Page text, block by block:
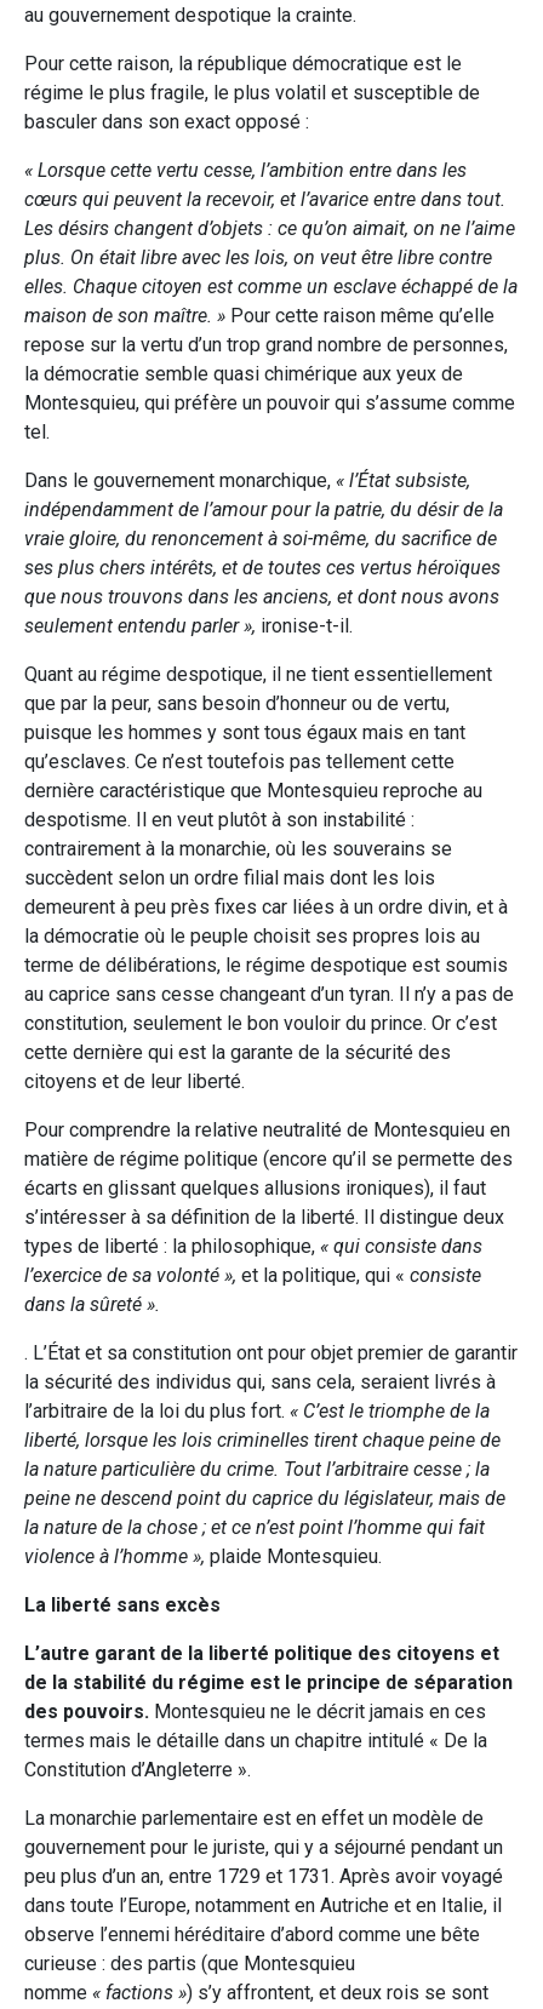
au gouvernement despotique la crainte.
Pour cette raison, la république démocratique est le
régime le plus fragile, le plus volatil et susceptible de
basculer dans son exact opposé :
« Lorsque cette vertu cesse, l’ambition entre dans les
cœurs qui peuvent la recevoir, et l’avarice entre dans tout.
Les désirs changent d’objets : ce qu’on aimait, on ne l’aime
plus. On était libre avec les lois, on veut être libre contre
elles. Chaque citoyen est comme un esclave échappé de la
maison de son maître. » Pour cette raison même qu’elle
repose sur la vertu d’un trop grand nombre de personnes,
la démocratie semble quasi chimérique aux yeux de
Montesquieu, qui préfère un pouvoir qui s’assume comme
tel.
Dans le gouvernement monarchique, « l’État subsiste,
indépendamment de l’amour pour la patrie, du désir de la
vraie gloire, du renoncement à soi-même, du sacrifice de
ses plus chers intérêts, et de toutes ces vertus héroïques
que nous trouvons dans les anciens, et dont nous avons
seulement entendu parler », ironise-t-il.
Quant au régime despotique, il ne tient essentiellement
que par la peur, sans besoin d’honneur ou de vertu,
puisque les hommes y sont tous égaux mais en tant
qu’esclaves. Ce n’est toutefois pas tellement cette
dernière caractéristique que Montesquieu reproche au
despotisme. Il en veut plutôt à son instabilité :
contrairement à la monarchie, où les souverains se
succèdent selon un ordre filial mais dont les lois
demeurent à peu près fixes car liées à un ordre divin, et à
la démocratie où le peuple choisit ses propres lois au
terme de délibérations, le régime despotique est soumis
au caprice sans cesse changeant d’un tyran. Il n’y a pas de
constitution, seulement le bon vouloir du prince. Or c’est
cette dernière qui est la garante de la sécurité des
citoyens et de leur liberté.
Pour comprendre la relative neutralité de Montesquieu en
matière de régime politique (encore qu’il se permette des
écarts en glissant quelques allusions ironiques), il faut
s’intéresser à sa définition de la liberté. Il distingue deux
types de liberté : la philosophique, « qui consiste dans
l’exercice de sa volonté », et la politique, qui « consiste
dans la sûreté ».
. L’État et sa constitution ont pour objet premier de garantir
la sécurité des individus qui, sans cela, seraient livrés à
l’arbitraire de la loi du plus fort. « C’est le triomphe de la
liberté, lorsque les lois criminelles tirent chaque peine de
la nature particulière du crime. Tout l’arbitraire cesse ; la
peine ne descend point du caprice du législateur, mais de
la nature de la chose ; et ce n’est point l’homme qui fait
violence à l’homme », plaide Montesquieu.
La liberté sans excès
L’autre garant de la liberté politique des citoyens et
de la stabilité du régime est le principe de séparation
des pouvoirs. Montesquieu ne le décrit jamais en ces
termes mais le détaille dans un chapitre intitulé « De la
Constitution d’Angleterre ».
La monarchie parlementaire est en effet un modèle de
gouvernement pour le juriste, qui y a séjourné pendant un
peu plus d’un an, entre 1729 et 1731. Après avoir voyagé
dans toute l’Europe, notamment en Autriche et en Italie, il
observe l’ennemi héréditaire d’abord comme une bête
curieuse : des partis (que Montesquieu
nomme « factions ») s’y affrontent, et deux rois se sont